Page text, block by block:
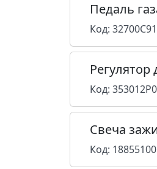
Педаль
Код:
Код:
Свеча
Код: